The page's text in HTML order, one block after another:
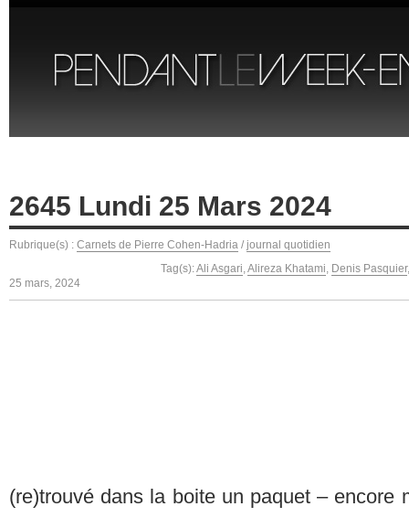
2645 Lundi 25 Mars 2024
Rubrique(s) : Carnets de Pierre Cohen-Hadria / journal quotidien
Tag(s):Ali Asgari,Alireza Khatami, Denis Pasquier
25 mars, 2024
(re)trouvé dans la boite un paquet – encore